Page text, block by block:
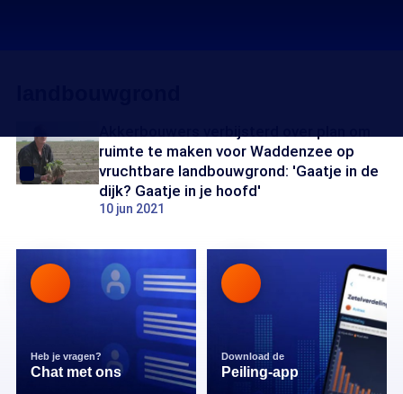
ruimte te maken voor Waddenzee op
vruchtbare landbouwgrond: 'Gaatje in de
dijk? Gaatje in je hoofd'
10 jun 2021
Heb je vragen?
Chat met ons
Download de
Peiling-app